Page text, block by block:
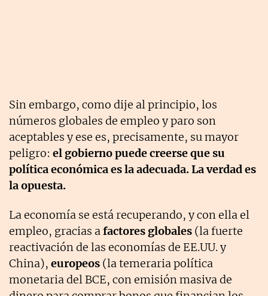
Sin embargo, como dije al principio, los
números globales de empleo y paro son
aceptables y ese es, precisamente, su mayor
peligro: el gobierno puede creerse que su
política económica es la adecuada. La verdad es
la opuesta.
La economía se está recuperando, y con ella el
empleo, gracias afactores globales (la fuerte
reactivación de las economías de EE.UU. y
China), europeos (la temeraria política
monetaria del BCE, con emisión masiva de